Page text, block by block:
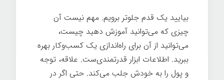
بیایید یک قدم جلوتر برویم. مهم نیست آن
چیزی که می‌توانید آموزش دهید چیست،
می‌توانید از آن برای راه‌اندازی یک کسب‌وکار بهره
ببرید. اطلاعات ابزار قدرتمندی‌ست. علاقه، توجه
و پول را به خودش جلب می‌کند. حتی اگر در